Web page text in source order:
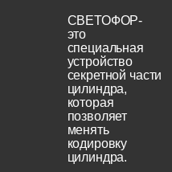
СВЕТОФОР-
это
специальная
устройство
секретной части
цилиндра,
которая
позволяет
менять
кодировку
цилиндра.